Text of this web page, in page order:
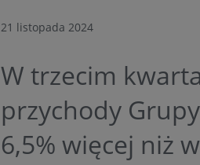
21 listopada 2024
W trzecim
przychody
6,5% więcej niż